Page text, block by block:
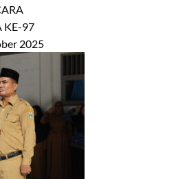
KE-97
2025